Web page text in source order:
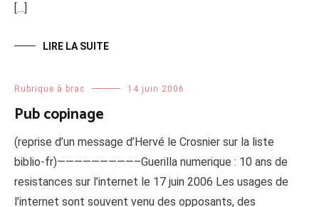
[…]
LIRE LA SUITE
Rubrique à brac 14 juin 2006
Pub copinage
(reprise d’un message d’Hervé le Crosnier sur la liste
biblio-fr)—————————–Guerilla numerique : 10 ans de
resistances sur l’internet le 17 juin 2006 Les usages de
l’internet sont souvent venu des opposants, des